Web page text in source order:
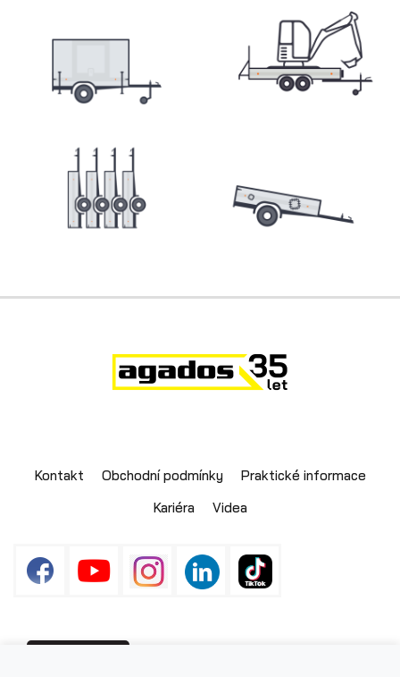
Multipřepravníky VZ O
Kontakt Obchodní podmínky
Praktické informace
Kariéra
Videa